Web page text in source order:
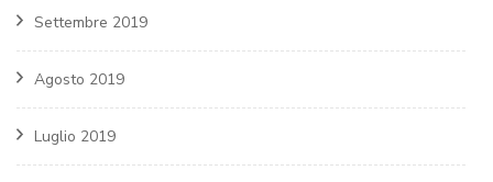
Settembre 2019
Agosto 2019
Luglio 2019